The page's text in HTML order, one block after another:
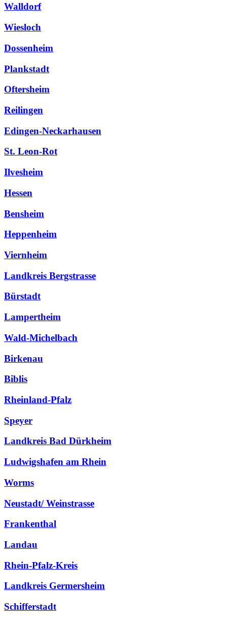
Walldorf
Wiesloch
Dossenheim
Plankstadt
Oftersheim
Reilingen
Edingen-Neckarhausen
St. Leon-Rot
Ilvesheim
Hessen
Bensheim
Heppenheim
Viernheim
Landkreis Bergstrasse
Bürstadt
Lampertheim
Wald-Michelbach
Birkenau
Biblis
Rheinland-Pfalz
Speyer
Landkreis Bad Dürkheim
Ludwigshafen am Rhein
Worms
Neustadt/ Weinstrasse
Frankenthal
Landau
Rhein-Pfalz-Kreis
Landkreis Germersheim
Schifferstadt